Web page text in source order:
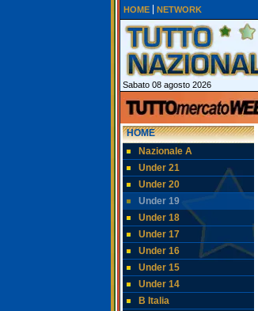
HOME NETWORK
Sabato 08 agosto 2026
HOME
Nazionale A
Under 21
Under 20
Under 19
Under 18
Under 17
Under 16
Under 15
Under 14
B Italia